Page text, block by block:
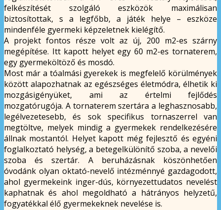
felkészítését szolgáló eszközök maximálisan
biztosítottak, s a legfőbb, a játék helye – eszköze
mindenféle gyermeki képzeletnek kielégítő.
A projekt fontos része volt az új, 200 m2-es szárny
megépítése. Itt kapott helyet egy 60 m2-es tornaterem,
egy gyermeköltöző és mosdó.
Most már a tóalmási gyerekek is megfelelő körülmények
között alapozhatnak az egészséges életmódra, élhetik ki
mozgásigényüket, ami az értelmi fejlődés
mozgatórugója. A tornaterem szertára a leghasznosabb,
legélvezetesebb, és sok specifikus tornaszerrel van
megtöltve, melyek mindig a gyermekek rendelkezésére
állnak mostantól. Helyet kapott még fejlesztő és egyéni
foglalkoztató helység, a betegelkülönítő szoba, a nevelői
szoba és szertár. A beruházásnak köszönhetően
óvodánk olyan oktató-nevelő intézménnyé gazdagodott,
ahol gyermekeink inger-dús, környezettudatos nevelést
kaphatnak és ahol megoldható a hátrányos helyzetű,
fogyatékkal élő gyermekeknek nevelése is.